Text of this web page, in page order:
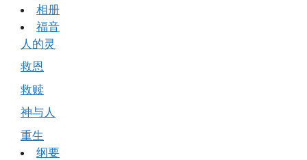
相册
福音
人的灵
救恩
救赎
神与人
重生
纲要